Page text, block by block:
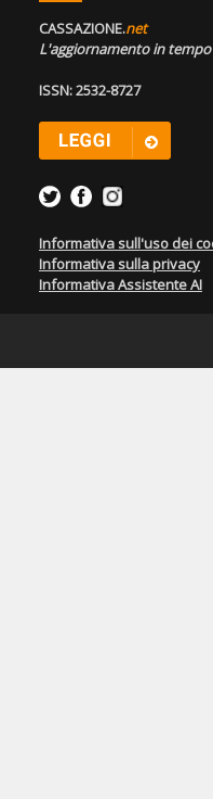
CASSAZIONE.net
L'aggiornamento in
ISSN: 2532-8727
Informativa sull'uso dei
Informativa sulla privacy
Informativa Assistente AI